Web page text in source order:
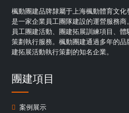
楓動團建品牌隸屬于上海楓動體育文
是一家企業員工團隊建設的運營服務
員工團建活動、團建拓展訓練項目、
策劃執行服務。楓動團建通過多年的
建拓展活動執行策劃的知名企業。
團建項目
案例展示